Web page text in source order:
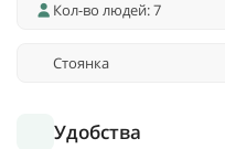
Кол-во людей: 7
Стоянка
Удобства